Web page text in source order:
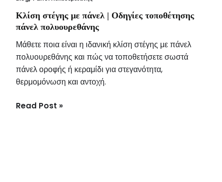
Κλίση στέγης με πάνελ | Οδηγίες τοποθέτησης
πάνελ πολυουρεθάνης
Μάθετε ποια είναι η ιδανική κλίση στέγης με πάνελ
πολυουρεθάνης και πώς να τοποθετήσετε σωστά
πάνελ οροφής ή κεραμίδι για στεγανότητα,
θερμομόνωση και αντοχή.
Read Post »